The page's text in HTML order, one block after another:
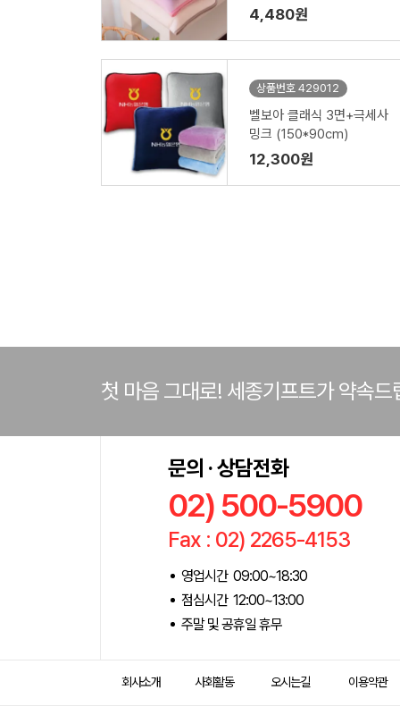
4,480원
상품번호 429012
벨보아 클래식 3면+극세사
밍크 (150*90cm)
12,300원
첫 마음 그대로! 세종기프트가 약속드
문의 · 상담전화
02) 500-5900
Fax : 02) 2265-4153
영업시간 09:00~18:30
점심시간 12:00~13:00
주말 및 공휴일 휴무
회사소개 사회활동 오시는길 이용약관